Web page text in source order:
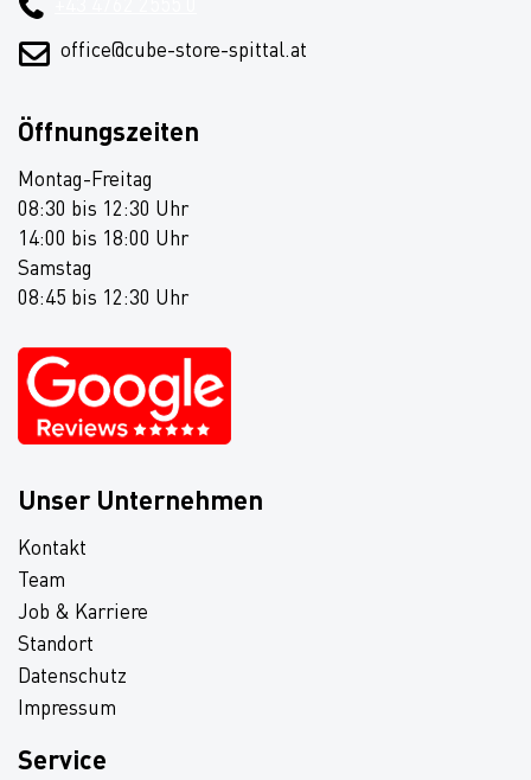
office@cube-store-spittal.at
Öffnungszeiten
Montag-Freitag
08:30 bis 12:30 Uhr
14:00 bis 18:00 Uhr
Samstag
08:45 bis 12:30 Uhr
Unser Unternehmen
Kontakt
Team
Job & Karriere
Standort
Datenschutz
Impressum
Service